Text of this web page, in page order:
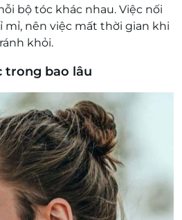
bộ tóc khác nhau. Việc nối
mỉ, nên việc mất thời gian khi
khỏi.
trong bao lâu